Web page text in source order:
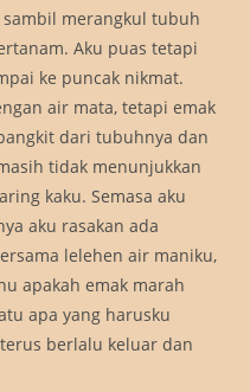
merangkul tubuh
Aku puas tetapi
ke puncak nikmat.
air mata, tetapi emak
dari tubuhnya dan
tidak menunjukkan
kaku. Semasa aku
aku rasakan ada
lelehen air maniku,
apakah emak marah
apa yang harusku
berlalu keluar dan